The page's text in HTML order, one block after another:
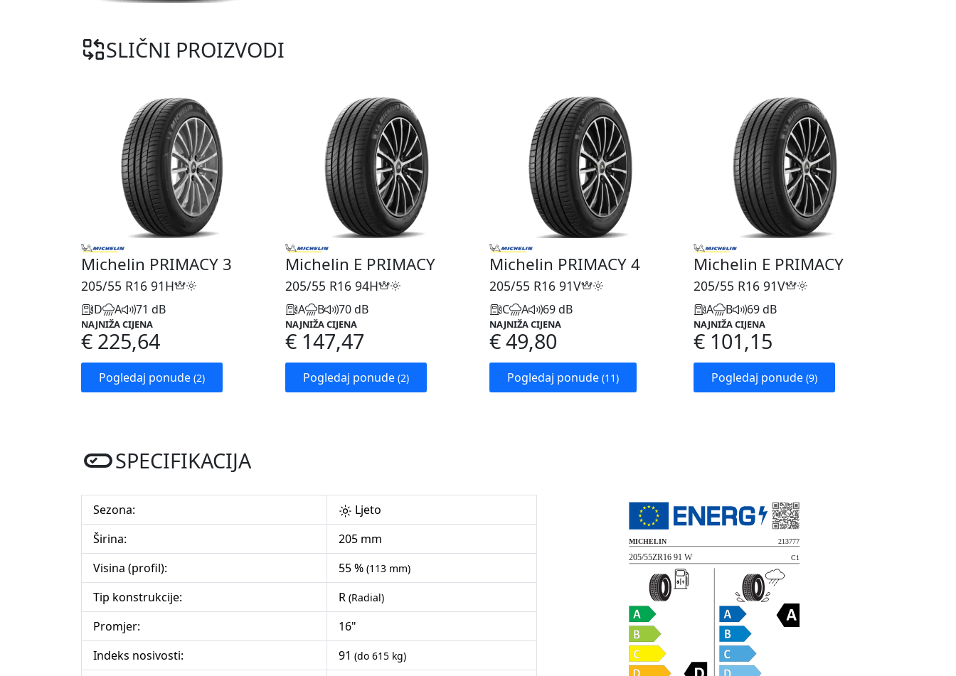
SLIČNI PROIZVODI
Michelin PRIMACY 3
205/55 R16 91H
D A 71 dB
NAJNIŽA CIJENA
€ 225,64
Pogledaj ponude (2)
Michelin E PRIMACY
205/55 R16 94H
A B 70 dB
NAJNIŽA CIJENA
€ 147,47
Pogledaj ponude (2)
Michelin PRIMACY 4
205/55 R16 91V
C A 69 dB
NAJNIŽA CIJENA
€ 49,80
Pogledaj ponude (11)
Michelin E PRIMACY
205/55 R16 91V
A B 69 dB
NAJNIŽA CIJENA
€ 101,15
Pogledaj ponude (9)
SPECIFIKACIJA
Sezona:
Ljeto
Širina:
205 mm
Visina (profil):
55 % (113 mm)
Tip konstrukcije: R (Radial)
Promjer:
16"
Indeks nosivosti:
91 (do 615 kg)